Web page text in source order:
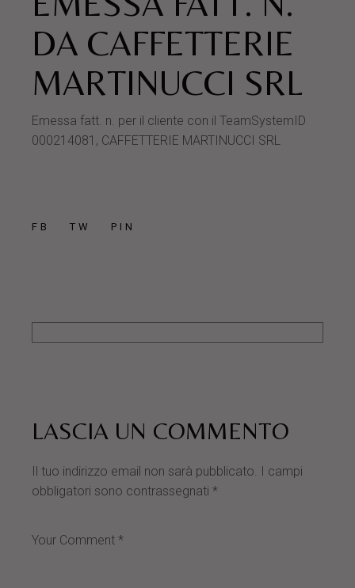
DA CAFFETTERIE
MARTINUCCI SRL
Emessa fatt. n. per il cliente con il TeamSystemID
000214081, CAFFETTERIE MARTINUCCI SRL
FB TW PIN
LASCIA UN COMMENTO
Il tuo indirizzo email non sarà pubblicato. I campi
obbligatori sono contrassegnati*